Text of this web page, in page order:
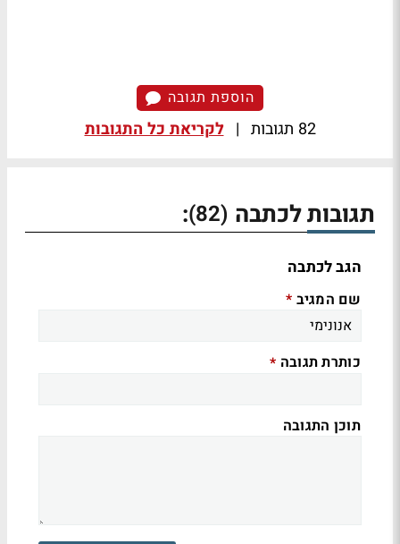
הוספת תגובה
82 תגובות | לקריאת כל התגובות
תגובות לכתבה (82)
:
הגב לכתבה
שם המגיב *
כותרת תגובה *
תוכן התגובה